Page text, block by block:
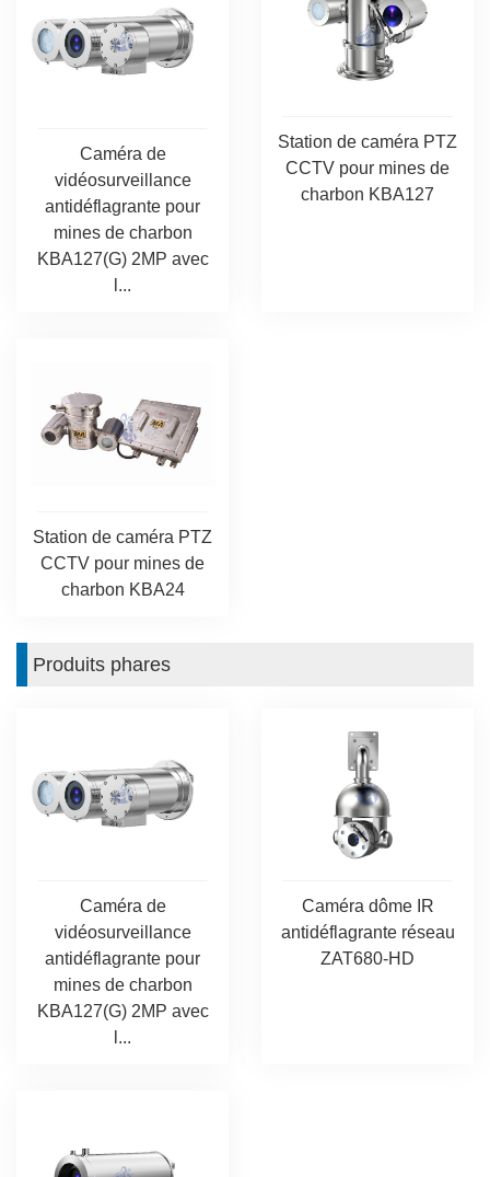
Caméra de
vidéosurveillance
antidéflagrante pour
mines de charbon
KBA127(G) 2MP avec
l...
Station de caméra PTZ
CCTV pour mines de
charbon KBA127
Station de caméra PTZ
CCTV pour mines de
charbon KBA24
Produits phares
Caméra de
vidéosurveillance
antidéflagrante pour
mines de charbon
KBA127(G) 2MP avec
l...
Caméra dôme IR
antidéflagrante réseau
ZAT680-HD